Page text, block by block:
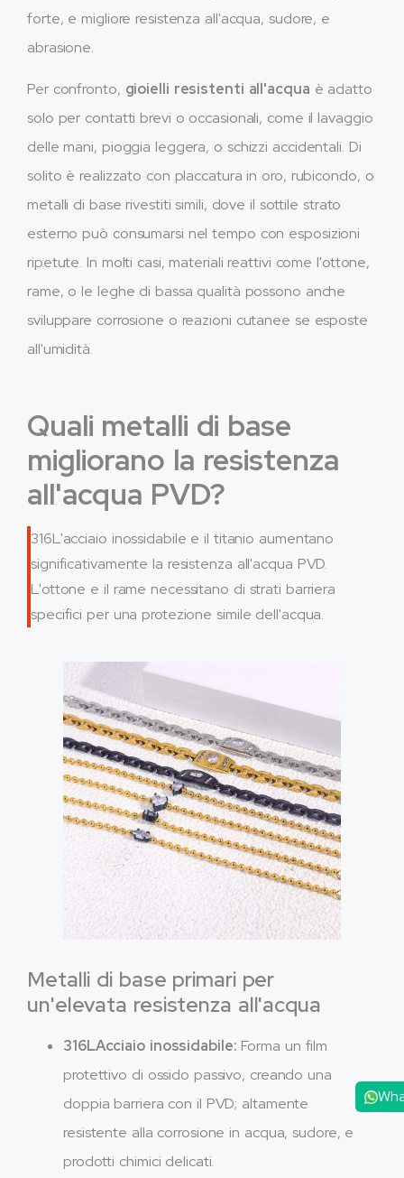
forte, e migliore resistenza all'acqua, sudore, e
abrasione.
Per confronto, gioielli resistenti all'acqua è adatto
solo per contatti brevi o occasionali, come il lavaggio
delle mani, pioggia leggera, o schizzi accidentali. Di
solito è realizzato con placcatura in oro, rubicondo, o
metalli di base rivestiti simili, dove il sottile strato
esterno può consumarsi nel tempo con esposizioni
ripetute. In molti casi, materiali reattivi come l'ottone,
rame, o le leghe di bassa qualità possono anche
sviluppare corrosione o reazioni cutanee se esposte
all'umidità.
Quali metalli di base
migliorano la resistenza
all'acqua PVD?
316L'acciaio inossidabile e il titanio aumentano
significativamente la resistenza all'acqua PVD.
L'ottone e il rame necessitano di strati barriera
specifici per una protezione simile dell'acqua.
Metalli di base primari per
un'elevata resistenza all'acqua
316LAcciaio inossidabile: Forma un film
protettivo di ossido passivo, creando una
doppia barriera con il PVD; altamente
resistente alla corrosione in acqua, sudore, e
prodotti chimici delicati.